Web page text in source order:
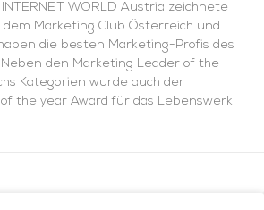
WORLD Austria zeichnete
Marketing Club Österreich und
die besten Marketing-Profis des
den Marketing Leader of the
Kategorien wurde auch der
the year Award für das Lebenswerk